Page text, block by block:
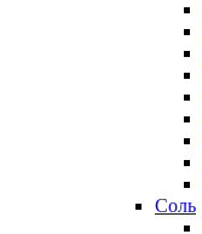
Соль